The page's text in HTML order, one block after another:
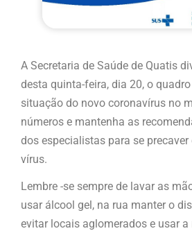
A Secretaria de Saúde de Quatis
desta quinta-feira, dia 20, o
situação do novo coronavírus no
números e mantenha as
dos especialistas para se
vírus.
Lembre -se sempre de lavar as
usar álcool gel, na rua manter o
evitar locais aglomerados e usar a